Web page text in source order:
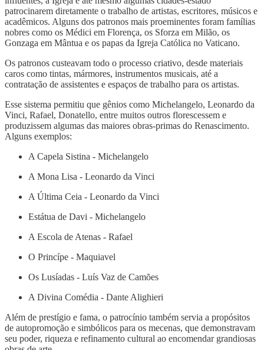
patrocinarem diretamente o trabalho de artistas, escritores, músicos e
acadêmicos. Alguns dos patronos mais proeminentes foram famílias
nobres como os Médici em Florença, os Sforza em Milão, os
Gonzaga em Mântua e os papas da Igreja Católica no Vaticano.
Os patronos custeavam todo o processo criativo, desde materiais
caros como tintas, mármores, instrumentos musicais, até a
contratação de assistentes e espaços de trabalho para os artistas.
Esse sistema permitiu que gênios como Michelangelo, Leonardo da
Vinci, Rafael, Donatello, entre muitos outros florescessem e
produzissem algumas das maiores obras-primas do Renascimento.
Alguns exemplos:
A Capela Sistina - Michelangelo
A Mona Lisa - Leonardo da Vinci
A Última Ceia - Leonardo da Vinci
Estátua de Davi - Michelangelo
A Escola de Atenas - Rafael
O Princípe - Maquiavel
Os Lusíadas - Luís Vaz de Camões
A Divina Comédia - Dante Alighieri
Além de prestígio e fama, o patrocínio também servia a propósitos
de autopromoção e simbólicos para os mecenas, que demonstravam
seu poder, riqueza e refinamento cultural ao encomendar grandiosas